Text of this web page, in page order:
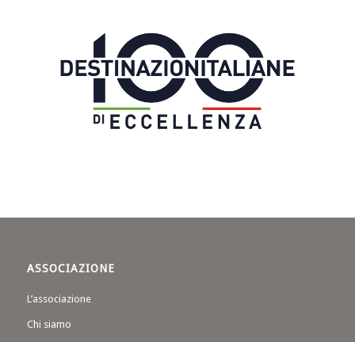
ASSOCIAZIONE
L’associazione
Chi siamo